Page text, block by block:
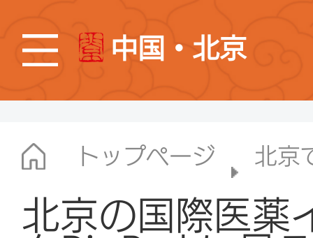
中国・北京
トップページ 北京
北京の国際医薬